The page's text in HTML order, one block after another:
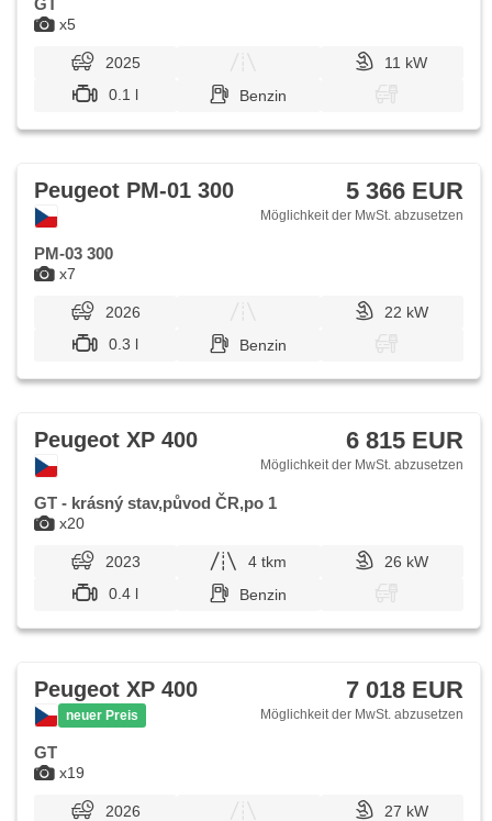
x5
GT
2025
11 kW
0.1 l
Benzin
x7
Peugeot PM-01 300 5 366 EUR
Möglichkeit der MwSt. abzusetzen
PM-03 300
2026
22 kW
0.3 l
Benzin
x20
Peugeot XP 400 6 815 EUR
Möglichkeit der MwSt. abzusetzen
GT - krásný stav,původ ČR,po 1
2023 4 tkm
26 kW
0.4 l
Benzin
x19
Peugeot XP 400
neuer Preis
7 018 EUR
Möglichkeit der MwSt. abzusetzen
GT
2026
27 kW